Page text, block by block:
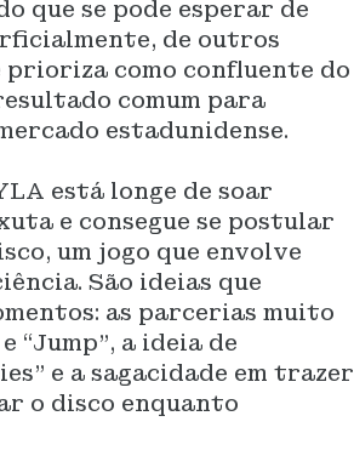
que se pode esperar de
de outros
prioriza como confluente do
comum para
estadunidense.
está longe de soar
e consegue se postular
um jogo que envolve
São ideias que
as parcerias muito
“Jump”, a ideia de
e a sagacidade em trazer
o disco enquanto